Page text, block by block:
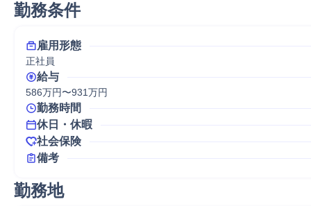
勤務条件
雇用形態
正社員
給与
586万円〜931万円
勤務時間
休日・休暇
社会保険
備考
勤務地